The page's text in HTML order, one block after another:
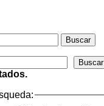
Buscar
Buscar